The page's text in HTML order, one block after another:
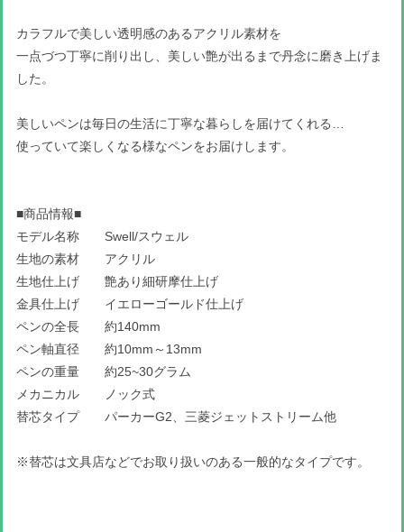
カラフルで美しい透明感のあるアクリル素材を
一点づつ丁寧に削り出し、美しい艶が出るまで丹念に磨き上げま
した。
美しいペンは毎日の生活に丁寧な暮らしを届けてくれる…
使っていて楽しくなる様なペンをお届けします。
■商品情報■
モデル名称 Swell/スウェル
生地の素材 アクリル
生地仕上げ 艶あり細研摩仕上げ
金具仕上げ イエローゴールド仕上げ
ペンの全長 約140mm
ペン軸直径 約10mm～13mm
ペンの重量 約25~30グラム
メカニカル ノック式
替芯タイプ パーカーG2、三菱ジェットストリーム他
※替芯は文具店などでお取り扱いのある一般的なタイプです。